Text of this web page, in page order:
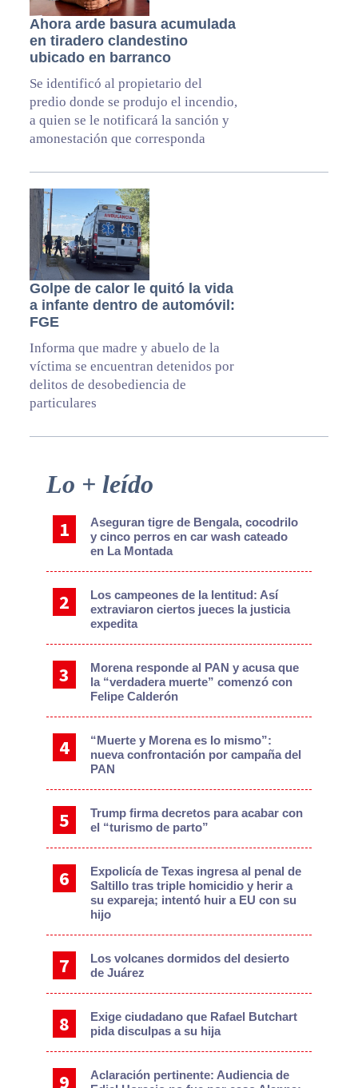
Ahora arde basura acumulada
en tiradero clandestino
ubicado en barranco
Se identificó al propietario del
predio donde se produjo el incendio,
a quien se le notificará la sanción y
amonestación que corresponda
Golpe de calor le quitó la vida
a infante dentro de automóvil:
FGE
Informa que madre y abuelo de la
víctima se encuentran detenidos por
delitos de desobediencia de
particulares
Primary
Sidebar
Lo + leído
Aseguran tigre de Bengala, cocodrilo
y cinco perros en car wash cateado
en La Montada
Los campeones de la lentitud: Así
extraviaron ciertos jueces la justicia
expedita
Morena responde al PAN y acusa que
la “verdadera muerte” comenzó con
Felipe Calderón
“Muerte y Morena es lo mismo”:
nueva confrontación por campaña del
PAN
Trump firma decretos para acabar con
el “turismo de parto”
Expolicía de Texas ingresa al penal de
Saltillo tras triple homicidio y herir a
su expareja; intentó huir a EU con su
hijo
Los volcanes dormidos del desierto
de Juárez
Exige ciudadano que Rafael Butchart
pida disculpas a su hija
Aclaración pertinente: Audiencia de